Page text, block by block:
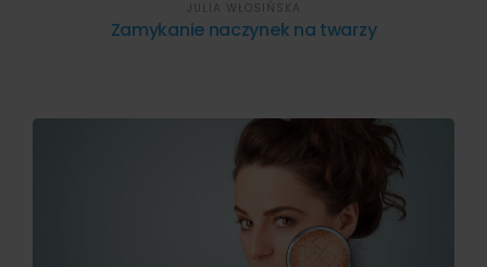
Zamykanie naczynek na twarzy
JULIA WŁOSIŃSKA